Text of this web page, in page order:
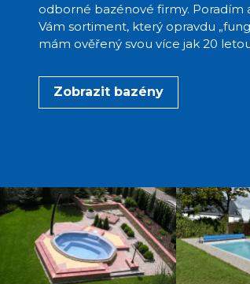
odborné bazénové firmy. Poradím
Vám sortiment, který opravdu
mám ověřený svou více jak 20
Zobrazit bazény